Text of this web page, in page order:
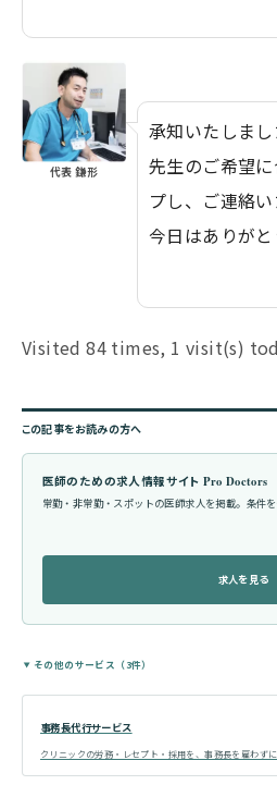
代表 鎌形
承知いたしまし
先生のご希望
プし、ご連絡い
今日はありがと
Visited 84 times, 1 visit(s)
この記事をお読みの方へ
医師のための求人情報サイト Pro Doctors
常勤・非常勤・スポットの医師求人を掲載。条件
求人を見る
その他のサービス（3件）
事務長代行サービス
クリニックの労務・レセプト・採用を、事務長を雇わずに